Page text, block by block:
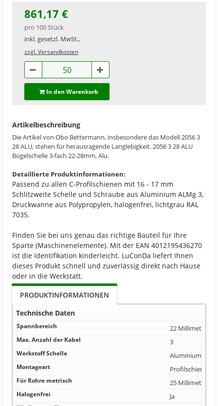
861,17 €
pro 100 Stück
inkl. gesetzl. MwSt.,
zzgl. Versandkosten
In den Warenkorb
Artikelbeschreibung
Die Artikel von Obo Bettermann, insbesondere das Modell 2056 3
28 ALU, stehen für herausragende Langlebigkeit. 2056 3 28 ALU
Bügelschelle 3-fach 22-28mm, Alu.
Detaillierte Produktinformationen:
Passend zu allen C-Profilschienen mit 16 - 17 mm
Schlitzweite Schelle und Schraube aus Aluminium ALMg 3,
Druckwanne aus Polypropylen, halogenfrei, lichtgrau RAL
7035.
Finden Sie bei uns genau das richtige Bauteil für Ihre
Sparte (Maschinenelemente). Mit der EAN 4012195436270
ist die Identifikation kinderleicht. LuConDa liefert Ihnen
dieses Produkt schnell und zuverlässig direkt nach Hause
oder in die Werkstatt.
PRODUKTINFORMATIONEN
Technische Daten
Spannbereich 22 Millimeter
Max. Anzahl der Kabel 3
Werkstoff Schelle Aluminium
Montageart Profilschiene
Für Rohre metrisch 25 Millimeter
Halogenfrei Ja